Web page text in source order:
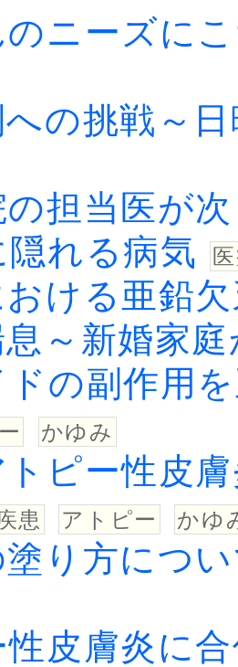
ニーズに
の挑戦～
担当医が
れる病気
ける亜鉛
～新婚家
ドの副作用
かゆみ
ピー性皮
患 アトピー かゆ
り方につ
性皮膚炎に